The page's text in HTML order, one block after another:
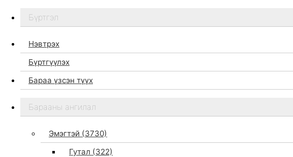
Бидний тухай
Дэлгүүр
Бүртгэл
Нэвтрэх
Бүртгүүлэх
Бараа үзсэн түүх
Барааны ангилал
Эмэгтэй (3730)
Гутал (322)